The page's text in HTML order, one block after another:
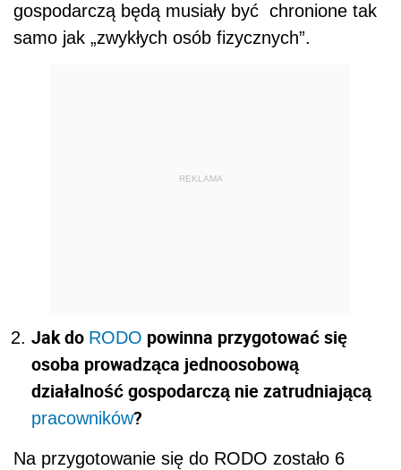
gospodarczą będą musiały być chronione tak
samo jak „zwykłych osób fizycznych”.
REKLAMA
Jak do RODO powinna przygotować się
osoba prowadząca jednoosobową
działalność gospodarczą nie zatrudniającą
pracowników?
Na przygotowanie się do RODO zostało 6